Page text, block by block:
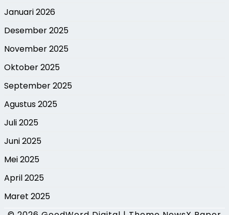
Januari 2026
Desember 2025
November 2025
Oktober 2025
September 2025
Agustus 2025
Juli 2025
Juni 2025
Mei 2025
April 2025
Maret 2025